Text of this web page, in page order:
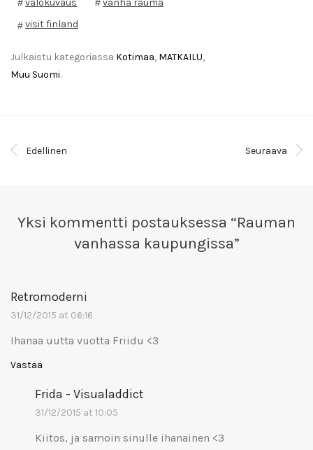
visit finland
Julkaistu kategoriassa Kotimaa, MATKAILU,
Muu Suomi.
Edellinen Seuraava
Yksi kommentti postauksessa “Rauman
vanhassa kaupungissa”
Retromoderni
31/12/2015 at 06:16
Ihanaa uutta vuotta Friidu <3
Vastaa
Frida - Visualaddict
31/12/2015 at 10:05
Kiitos, ja samoin sinulle ihanainen <3